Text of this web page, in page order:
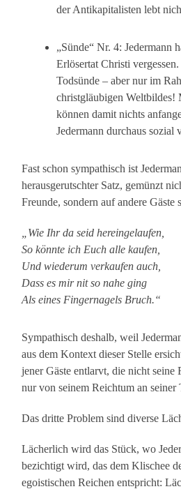
der Antikapitalisten lebt
„Sünde“ Nr. 4: Jedermann
Erlösertat Christi
Todsünde – aber nur im
christgläubigen Weltbildes!
können damit nichts
Jedermann durchaus sozial
Fast schon sympathisch ist
herausgerutschter Satz, gemünzt
Freunde, sondern auf andere Gäste
„Wie Ihr da seid hereingelaufen,
So könnte ich Euch alle kaufen,
Und wiederum verkaufen auch,
Dass es mir nit so nahe ging
Als eines Fingernagels Bruch.“
Sympathisch deshalb, weil
aus dem Kontext dieser Stelle
jener Gäste entlarvt, die nicht seine
nur von seinem Reichtum an
Das dritte Problem sind diverse
Lächerlich wird das Stück, wo
bezichtigt wird, das dem Klischee
egoistischen Reichen entspricht: